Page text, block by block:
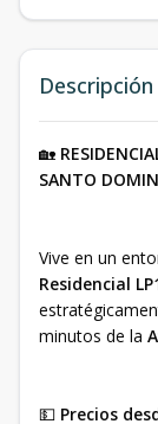
Descripción
🏡
SANTO
Vive en un
Residencial
minutos de la
💵 Precios